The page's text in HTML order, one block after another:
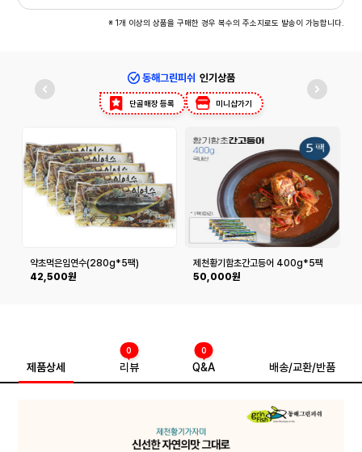
※ 1개 이상의 상품을 구매한 경우 복수의 주소지로도 발송이 가능합니다.
동해그린피쉬 인기상품
단골매장 등록 미니샵가기
약초먹은임연수(280g*5팩)
42,500원
제천황기함초간고등어 400g*5팩
50,000원
제품상세 리뷰
0
Q&A
0
배송/교환/반품